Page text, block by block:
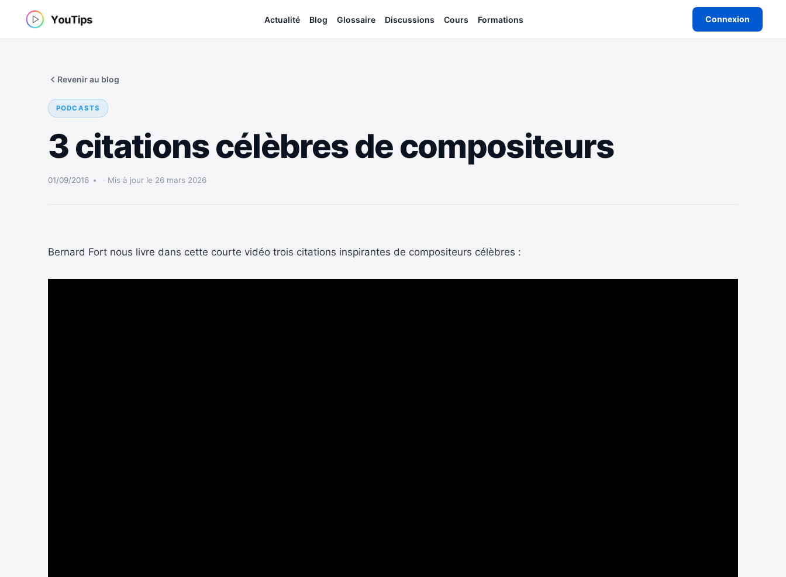
Actualité Blog Glossaire Discussions Cours Formations Connexion
Revenir au blog
PODCASTS
3 citations célèbres de compositeurs
01/09/2016 Mis à jour le 26 mars 2026
Bernard Fort nous livre dans cette courte vidéo trois citations inspirantes de compositeurs célèbres :